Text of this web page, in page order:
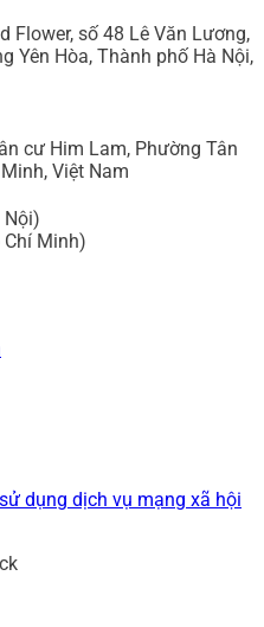
Flower, số 48 Lê Văn Lương,
Yên Hòa, Thành phố Hà Nội,
cư Him Lam, Phường Tân
Việt Nam
Nội)
Chí Minh)
dụng dịch vụ mạng xã hội